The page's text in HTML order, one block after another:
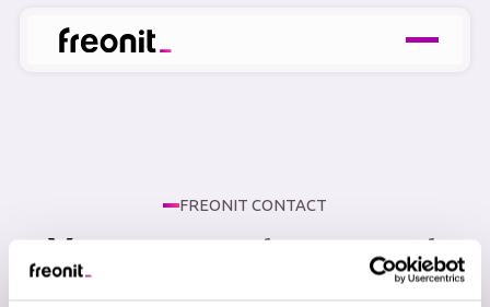
FREONIT CONTACT
Your request was sent